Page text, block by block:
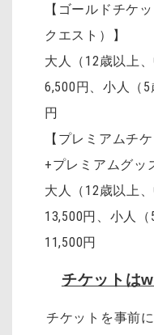
【ゴールドチケ
クエスト）】
大人（12歳以上
6,500円、小人（
円
【プレミアムチ
+プレミアムグッ
大人（12歳以上
13,500円、小人
11,500円
チケットは
チケットを事前